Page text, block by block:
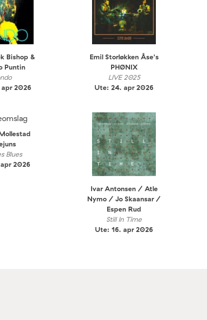
Bishop &
Puntin
2026
Emil Storløkken Åse's
PHØNIX
LIVE 2025
Ute: 24. apr 2026
Blues
2026
Ivar Antonsen / Atle
Nymo / Jo Skaansar /
Espen Rud
Still In Time
Ute: 16. apr 2026